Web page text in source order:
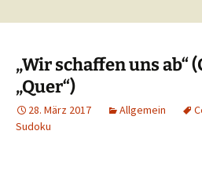
„Wir schaffen uns ab“
„Quer“)
28. März 2017 Allgemein
Sudoku